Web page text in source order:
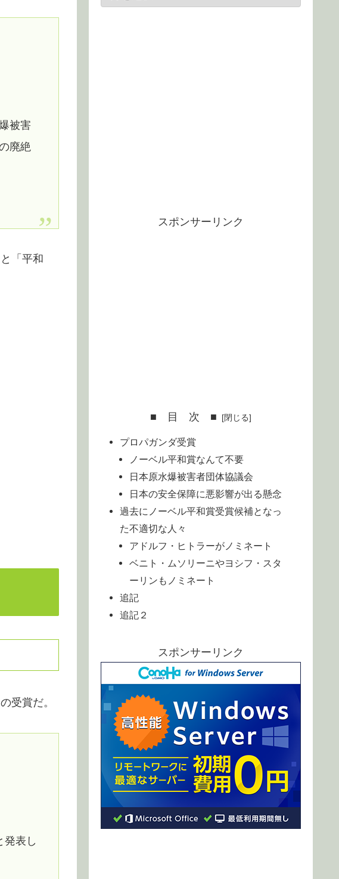
被害
廃絶
「平和
受賞だ。
発表し
スポンサーリンク
■ 目 次 ■
プロパガンダ受賞
ノーベル平和賞なんて不要
日本原水爆被害者団体協議会
日本の安全保障に悪影響が出る懸念
過去にノーベル平和賞受賞候補となっ
た不適切な人々
アドルフ・ヒトラーがノミネート
ベニト・ムソリーニやヨシフ・スタ
ーリンもノミネート
追記
追記２
スポンサーリンク